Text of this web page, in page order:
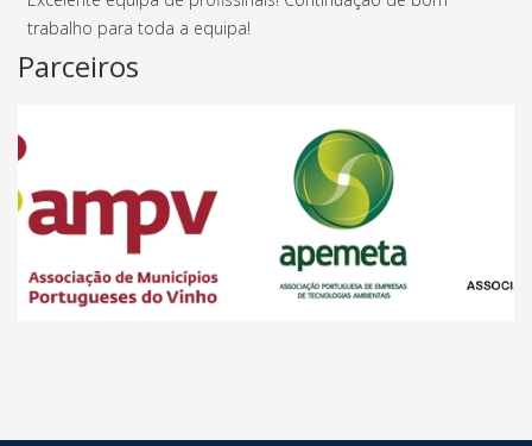
trabalho para toda a equipa!
Parceiros